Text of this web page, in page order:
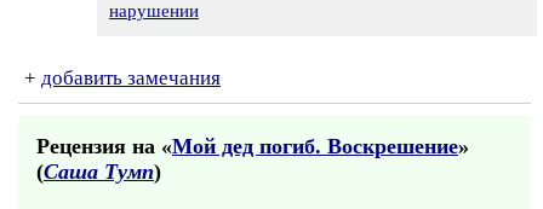
нарушении
+ добавить замечания
Рецензия на «Мой дед погиб. Воскрешение»
(Саша Тумп)